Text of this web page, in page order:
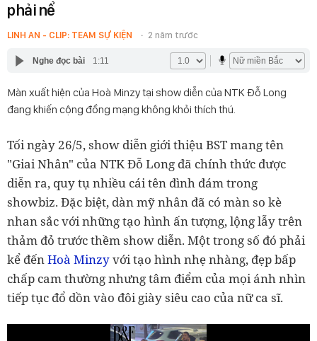
phải nể
LINH AN - CLIP: TEAM SỰ KIỆN 2 năm trước
Nghe đọc bài 1:11
Màn xuất hiện của Hoà Minzy tại show diễn của NTK Đỗ Long
đang khiến cộng đồng mạng không khỏi thích thú.
Tối ngày 26/5, show diễn giới thiệu BST mang tên
"Giai Nhân" của NTK Đỗ Long đã chính thức được
diễn ra, quy tụ nhiều cái tên đình đám trong
showbiz. Đặc biệt, dàn mỹ nhân đã có màn so kè
nhan sắc với những tạo hình ấn tượng, lộng lẫy trên
thảm đỏ trước thềm show diễn. Một trong số đó phải
kể đếnHoà Minzyvới tạo hình nhẹ nhàng, đẹp bấp
chấp cam thường nhưng tâm điểm của mọi ánh nhìn
tiếp tục đổ dồn vào đôi giày siêu cao của nữ ca sĩ.